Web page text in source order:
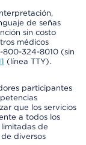
de señas
sin costo
médicos
800-324-8010 (sin
(línea TTY).
participantes
que los servicios
a todos los
de
diversos